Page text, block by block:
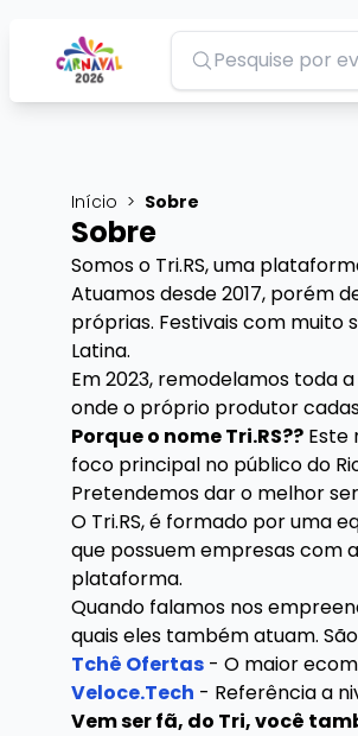
Pesquisar
Início > Sobre
Sobre
Somos o Tri.RS, uma
Atuamos desde 2017, porém
próprias. Festivais com muito
Latina.
Em 2023, remodelamos toda
onde o próprio produtor
Porque o nome Tri.RS?? Este
foco principal no público do
Pretendemos dar o melhor
O Tri.RS, é formado por uma
que possuem empresas com
plataforma.
Quando falamos nos
quais eles também atuam.
Tchê Ofertas - O maior
Veloce.Tech - Referência a
Vem ser fã, do Tri, você